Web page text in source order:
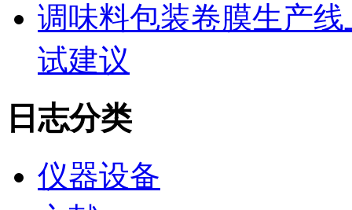
调味料包装卷膜生产
试建议
日志分类
仪器设备